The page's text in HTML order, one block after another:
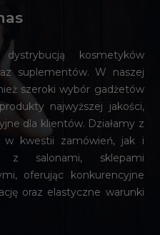
kosmetyków
suplementów. W naszej
szeroki wybór gadżetów
najwyższej jakości,
dla klientów. Działamy z
w kwestii zamówień, jak i
z salonami, sklepami
oferując konkurencyjne
oraz elastyczne warunki